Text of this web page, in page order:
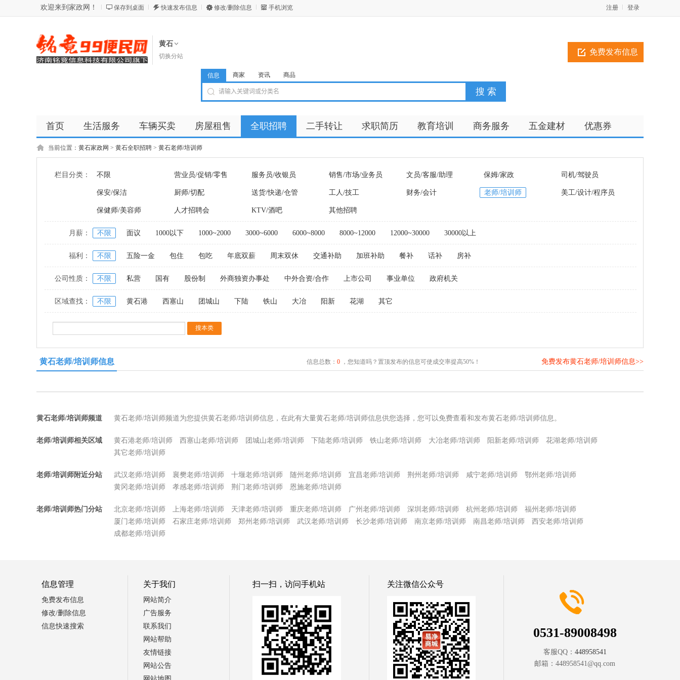
欢迎来到家政网！ 保存到桌面 快速发布信息 修改/删除信息 手机浏览 登录
注册
黄石
切换分站 免费发布信息
信息 商家 资讯 商品
首页 生活服务 车辆买卖 房屋租售 全职招聘 二手转让 求职简历 教育培训 商务服务 五金建材 优惠券
商品 店铺
当前位置： 黄石家政网 > 黄石全职招聘 > 黄石老师/培训师
栏目分类： 不限 营业员/促销/零售 服务员/收银员 销售/市场/业务员 文员/客服/助理 保姆/家政 司机/驾驶员
保安/保洁 厨师/切配 送货/快递/仓管 工人/技工 财务/会计 老师/培训师 美工/设计/程序员
保健师/美容师 人才招聘会 KTV/酒吧 其他招聘
月薪： 不限 面议 1000以下 1000~2000 3000~6000 6000~8000 8000~12000 12000~30000 30000以上
福利： 不限 五险一金 包住 包吃 年底双薪 周末双休 交通补助 加班补助 餐补 话补 房补
公司性质： 不限 私营 国有 股份制 外商独资办事处 中外合资/合作 上市公司 事业单位 政府机关
区域查找： 不限 黄石港 西塞山 团城山 下陆 铁山 大冶 阳新 花湖 其它
黄石老师/培训师信息 信息总数： 0，您知道吗？置顶发布的信息可使成交率提高50%！ 免费发布黄石老师/培训师信息>>
黄石老师/培训师频道 黄石老师/培训师频道为您提供黄石老师/培训师信息，在此有大量黄石老师/培训师信息供您选择，您可以免费查看和发布黄石老师/培训师信息。
老师/培训师相关区域 黄石港老师/培训师 西塞山老师/培训师 团城山老师/培训师 下陆老师/培训师 铁山老师/培训师 大冶老师/培训师 阳新老师/培训师
花湖老师/培训师
其它老师/培训师
老师/培训师附近分站 武汉老师/培训师 襄樊老师/培训师 十堰老师/培训师 随州老师/培训师 宜昌老师/培训师 荆州老师/培训师 咸宁老师/培训师
鄂州老师/培训师
黄冈老师/培训师
孝感老师/培训师 荆门老师/培训师 恩施老师/培训师
老师/培训师热门分站 北京老师/培训师 上海老师/培训师 天津老师/培训师 重庆老师/培训师 广州老师/培训师 深圳老师/培训师 杭州老师/培训师
福州老师/培训师
厦门老师/培训师
石家庄老师/培训师 郑州老师/培训师 武汉老师/培训师 长沙老师/培训师 南京老师/培训师 南昌老师/培训师
西安老师/培训师
成都老师/培训师
信息管理
免费发布信息
修改/删除信息
信息快速搜索
关于我们
网站简介
广告服务
联系我们
网站帮助
友情链接
网站公告
扫一扫，访问手机站 关注微信公众号
0531-89008498
客服QQ： 448958541
邮箱： 448958541@qq.com